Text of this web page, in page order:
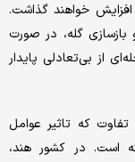
خواهند گذاشت.
گله، در صورت
از بی‌‌تعادلی پایدار
که تاثیر عوامل
است. در کشور هند،